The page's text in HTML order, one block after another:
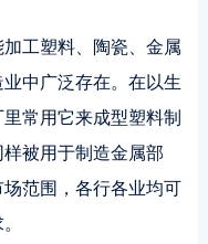
工塑料、陶瓷、金属
中广泛存在。在以生
常用它来成型塑料制
被用于制造金属部
范围，各行各业均可